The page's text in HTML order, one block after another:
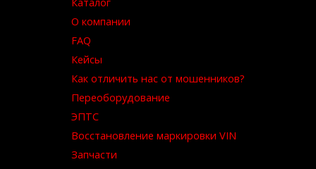
О компании
FAQ
Кейсы
Как отличить нас от мошенников?
Переоборудование
ЭПТС
Восстановление маркировки VIN
Запчасти